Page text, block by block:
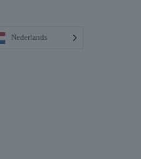
Nederlands